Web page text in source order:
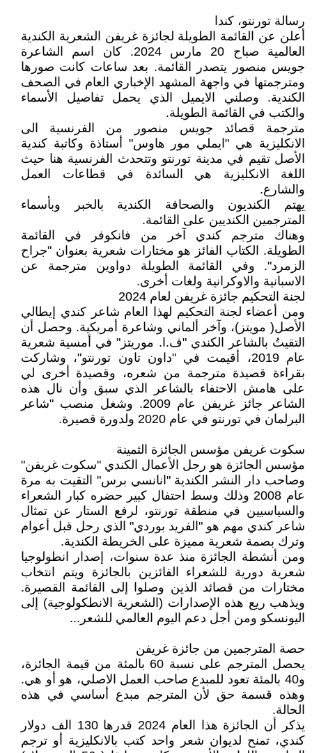
رسالة تورنتو، كندا
أعلن عن القائمة الطويلة لجائزة غريفن الشعرية الكندية
العالمية صباح 20 مارس 2024. كان اسم الشاعرة
جويس منصور يتصدر القائمة. بعد ساعات كانت صورها
ومترجمتها في واجهة المشهد الإخباري العام في الصحف
الكندية. وصلني الايميل الذي يحمل تفاصيل الأسماء
والكتب في القائمة الطويلة.
مترجمة قصائد جويس منصور من الفرنسية الى
الانكليزية هي "ايملي مور هاوس" أستاذة وكاتبة كندية
الأصل تقيم في مدينة تورنتو وتتحدث الفرنسية هنا حيث
اللغة الانكليزية هي السائدة في قطاعات العمل
والشارع.
يهتم الكنديون والصحافة الكندية بالخبر وبأسماء
المترجمين الكنديين على القائمة.
وهناك مترجم كندي آخر من فانكوفر في القائمة
الطويلة. الكتاب الفائز هو مختارات شعرية بعنوان "جراح
الزمرد". وفي القائمة الطويلة دواوين مترجمة عن
الاسبانية والاوكرانية ولغات أخرى.
لجنة التحكيم جائزة غريفن لعام 2024
ومن أعضاء لجنة التحكيم لهذا العام شاعر كندي إيطالي
الأصل( مويتز)، وآخر ألماني وشاعرة أمريكية. وحصل أن
التقيتُ بالشاعر الكندي "ف.ا. موريتز" في أمسية شعرية
عام 2019، أقيمت في "داون تاون تورنتو"، وشاركت
بقراءة قصيدة مترجمة من شعره، وقصيدة أخرى لي
على هامش الاحتفاء بالشاعر الذي سبق وأن نال هذه
الشاعر جائز غريفن عام 2009. وشغل منصب "شاعر
البرلمان في تورنتو في عام 2020 ولدورة قصيرة.
سكوت غريفن مؤسس الجائزة الثمينة
مؤسس الجائزة هو رجل الأعمال الكندي "سكوت غريفن"
وصاحب دار النشر الكندية "انانسي برس" التقيت به مرة
عام 2008 وذلك وسط احتفال كبير حضره كبار الشعراء
والسياسيين في منطقة تورنتو، لرفع الستار عن تمثال
شاعر كندي مهم هو "الفريد بوردي" الذي رحل قبل أعوام
وترك بصمة شعرية مميزة على الخريطة الكندية.
ومن أنشطة الجائزة منذ عدة سنوات، إصدار انطولوجيا
شعرية دورية للشعراء الفائزين بالجائزة ويتم انتخاب
مختارات من قصائد الذين وصلوا إلى القائمة القصيرة.
ويذهب ريع هذه الإصدارات (الشعرية الانطكولوجية) إلى
اليونسكو ومن أجل دعم اليوم العالمي للشعر...
حصة المترجمين من جائزة غريفن
يحصل المترجم على نسبة 60 بالمئة من قيمة الجائزة،
و40 بالمئة تعود للمبدع صاحب العمل الاصلي، هو أو هي.
وهذه قسمة حق لأن المترجم مبدع أساسي في هذه
الحالة.
يذكر أن الجائزة هذا العام 2024 قدرها 130 الف دولار
كندي، تمنح لديوان شعر واحد كتب بالانكليزية أو ترجم